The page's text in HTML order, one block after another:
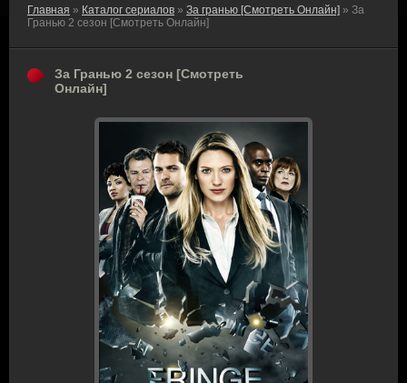
Главная » Каталог сериалов » За гранью [Смотреть Онлайн] » За
Гранью 2 сезон [Смотреть Онлайн]
За Гранью 2 сезон [Смотреть
Онлайн]